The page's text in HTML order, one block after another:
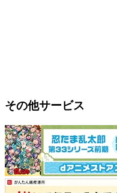
その他サービス